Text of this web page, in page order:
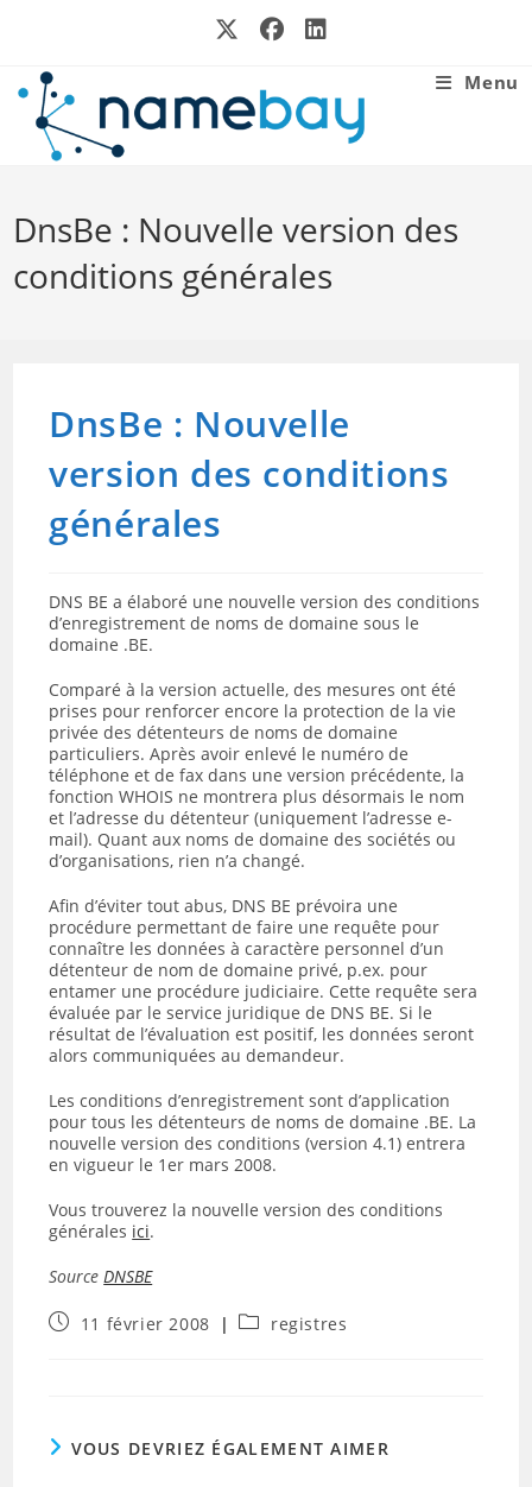
Menu
DnsBe : Nouvelle version des
conditions générales
DnsBe : Nouvelle
version des conditions
générales
DNS BE a élaboré une nouvelle version des conditions
d’enregistrement de noms de domaine sous le
domaine .BE.
Comparé à la version actuelle, des mesures ont été
prises pour renforcer encore la protection de la vie
privée des détenteurs de noms de domaine
particuliers. Après avoir enlevé le numéro de
téléphone et de fax dans une version précédente, la
fonction WHOIS ne montrera plus désormais le nom
et l’adresse du détenteur (uniquement l’adresse e-
mail). Quant aux noms de domaine des sociétés ou
d’organisations, rien n’a changé.
Afin d’éviter tout abus, DNS BE prévoira une
procédure permettant de faire une requête pour
connaître les données à caractère personnel d’un
détenteur de nom de domaine privé, p.ex. pour
entamer une procédure judiciaire. Cette requête sera
évaluée par le service juridique de DNS BE. Si le
résultat de l’évaluation est positif, les données seront
alors communiquées au demandeur.
Les conditions d’enregistrement sont d’application
pour tous les détenteurs de noms de domaine .BE. La
nouvelle version des conditions (version 4.1) entrera
en vigueur le 1er mars 2008.
Vous trouverez la nouvelle version des conditions
générales ici.
SourceDNSBE
Publication
11 février 2008
Postregistres
VOUS DEVRIEZ ÉGALEMENT AIMER